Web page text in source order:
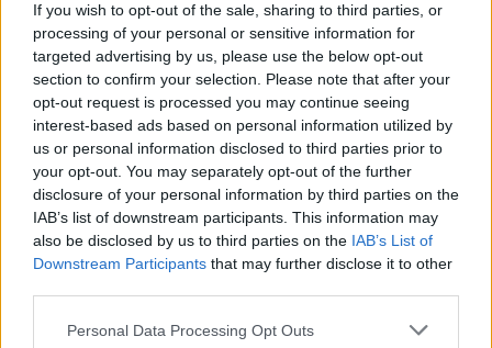
If you wish to opt-out of the sale, sharing to third parties, or
processing of your personal or sensitive information for
targeted advertising by us, please use the below opt-out
section to confirm your selection. Please note that after your
opt-out request is processed you may continue seeing
interest-based ads based on personal information utilized by
us or personal information disclosed to third parties prior to
your opt-out. You may separately opt-out of the further
disclosure of your personal information by third parties on the
IAB’s list of downstream participants. This information may
also be disclosed by us to third parties on the IAB’s List of
Downstream Participants that may further disclose it to other
Please note that this website/app uses one or more Google
Personal Data Processing Opt Outs
Név
E-mail cím
Feliratkozom a hírlevélre és elfogadom azadatvédelmi
szabályzatot!
FELIRATKOZÁS
HÍRDETÉS